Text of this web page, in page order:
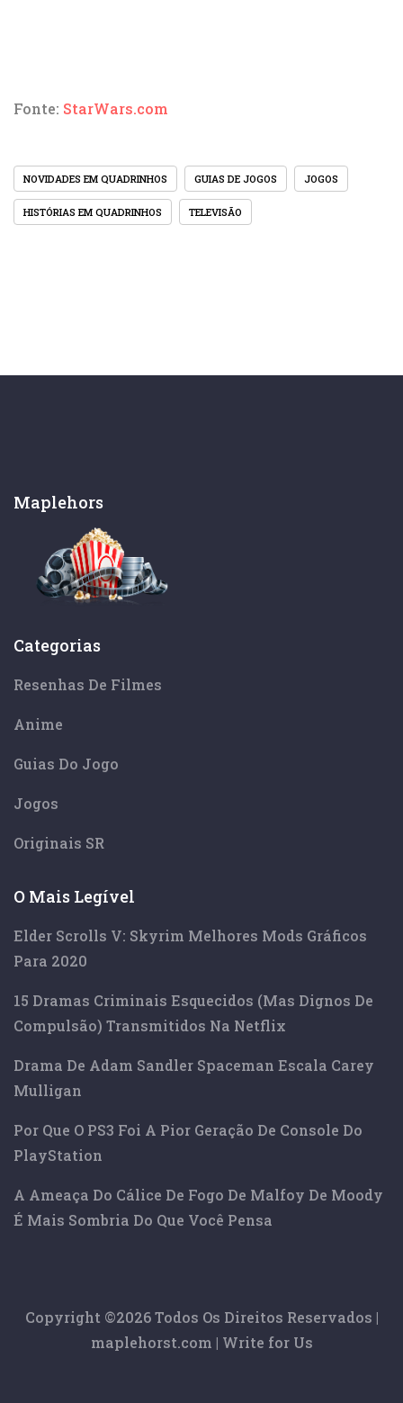
Fonte: StarWars.com
NOVIDADES EM QUADRINHOS GUIAS DE JOGOS JOGOS
HISTÓRIAS EM QUADRINHOS TELEVISÃO
Maplehors
Categorias
Resenhas De Filmes
Anime
Guias Do Jogo
Jogos
Originais SR
O Mais Legível
Elder Scrolls V: Skyrim Melhores Mods Gráficos
Para 2020
15 Dramas Criminais Esquecidos (mas Dignos De
Compulsão) Transmitidos Na Netflix
Drama De Adam Sandler Spaceman Escala Carey
Mulligan
Por Que O PS3 Foi A Pior Geração De Console Do
PlayStation
A Ameaça Do Cálice De Fogo De Malfoy De Moody
É Mais Sombria Do Que Você Pensa
Copyright ©2026 Todos Os Direitos Reservados |
maplehorst.com | Write for Us